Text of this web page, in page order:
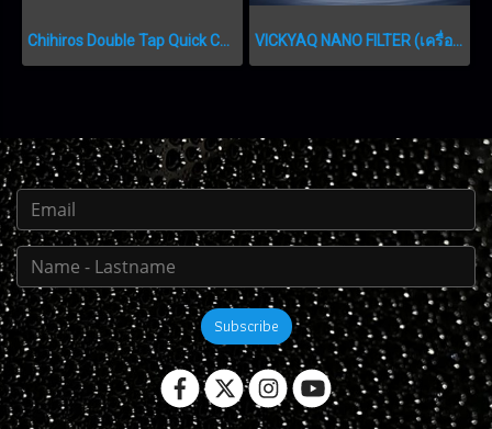
Chihiros Double Tap Quick Connector VICKYAQ NANO FILTER (เครื่องกรองนอกตู้สเตนเลสขนาดเล็ก)
Subscribe